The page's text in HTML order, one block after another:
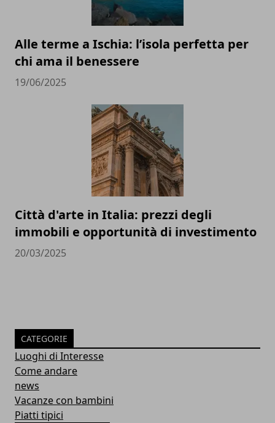
Alle terme a Ischia: l’isola perfetta per
chi ama il benessere
19/06/2025
Città d'arte in Italia: prezzi degli
immobili e opportunità di investimento
20/03/2025
CATEGORIE
Luoghi di Interesse
Come andare
news
Vacanze con bambini
Piatti tipici